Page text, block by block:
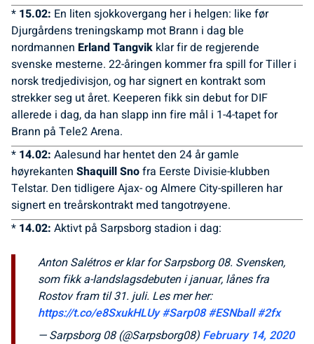
* 15.02: En liten sjokkovergang her i helgen: like før
Djurgårdens treningskamp mot Brann i dag ble
nordmannen Erland Tangvik klar fir de regjerende
svenske mesterne. 22-åringen kommer fra spill for Tiller i
norsk tredjedivisjon, og har signert en kontrakt som
strekker seg ut året. Keeperen fikk sin debut for DIF
allerede i dag, da han slapp inn fire mål i 1-4-tapet for
Brann på Tele2 Arena.
* 14.02: Aalesund har hentet den 24 år gamle
høyrekanten Shaquill Snofra Eerste Divisie-klubben
Telstar. Den tidligere Ajax- og Almere City-spilleren har
signert en treårskontrakt med tangotrøyene.
* 14.02: Aktivt på Sarpsborg stadion i dag:
Anton Salétros er klar for Sarpsborg 08. Svensken,
som fikk a-landslagsdebuten i januar, lånes fra
Rostov fram til 31. juli. Les mer her:
https://t.co/e8SxukHLUy#Sarp08#ESNball#2fx
— Sarpsborg 08 (@Sarpsborg08) February 14, 2020